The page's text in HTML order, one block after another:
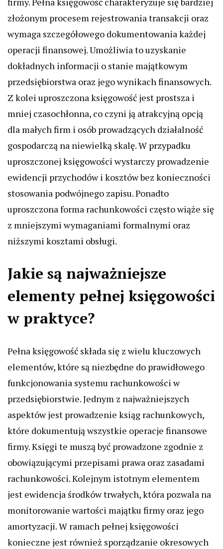
złożonym procesem rejestrowania transakcji oraz
wymaga szczegółowego dokumentowania każdej
operacji finansowej. Umożliwia to uzyskanie
dokładnych informacji o stanie majątkowym
przedsiębiorstwa oraz jego wynikach finansowych.
Z kolei uproszczona księgowość jest prostsza i
mniej czasochłonna, co czyni ją atrakcyjną opcją
dla małych firm i osób prowadzących działalność
gospodarczą na niewielką skalę. W przypadku
uproszczonej księgowości wystarczy prowadzenie
ewidencji przychodów i kosztów bez konieczności
stosowania podwójnego zapisu. Ponadto
uproszczona forma rachunkowości często wiąże się
z mniejszymi wymaganiami formalnymi oraz
niższymi kosztami obsługi.
Jakie są najważniejsze
elementy pełnej księgowości
w praktyce?
Pełna księgowość składa się z wielu kluczowych
elementów, które są niezbędne do prawidłowego
funkcjonowania systemu rachunkowości w
przedsiębiorstwie. Jednym z najważniejszych
aspektów jest prowadzenie ksiąg rachunkowych,
które dokumentują wszystkie operacje finansowe
firmy. Księgi te muszą być prowadzone zgodnie z
obowiązującymi przepisami prawa oraz zasadami
rachunkowości. Kolejnym istotnym elementem
jest ewidencja środków trwałych, która pozwala na
monitorowanie wartości majątku firmy oraz jego
amortyzacji. W ramach pełnej księgowości
konieczne jest również sporządzanie okresowych